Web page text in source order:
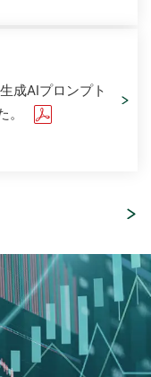
成AIプロンプト
戸オフィシャル
援」を掲載し
た。
ンサルティン
しました。
展のご案内